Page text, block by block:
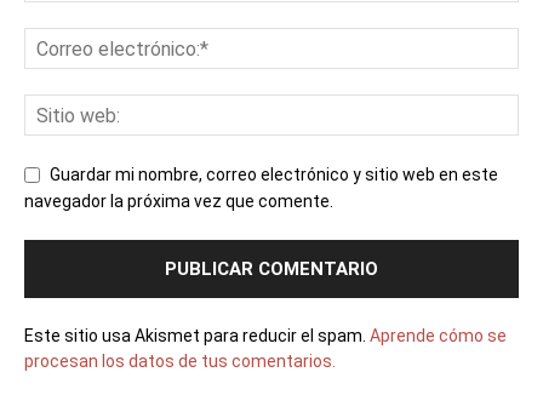
Guardar mi nombre, correo electrónico y sitio web en este
navegador la próxima vez que comente.
Este sitio usa Akismet para reducir el spam. Aprende cómo se
procesan los datos de tus comentarios.